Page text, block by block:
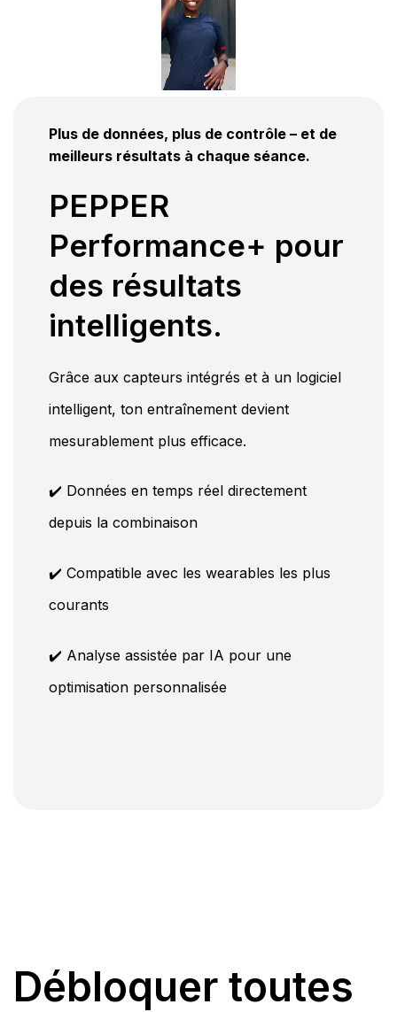
Plus de données, plus de contrôle – et de
meilleurs résultats à chaque séance.
PEPPER
Performance+ pour
des résultats
intelligents.
Grâce aux capteurs intégrés et à un logiciel
intelligent, ton entraînement devient
mesurablement plus efficace.
✔️ Données en temps réel directement
depuis la combinaison
✔️ Compatible avec les wearables les plus
courants
✔️ Analyse assistée par IA pour une
optimisation personnalisée
Débloquer toutes